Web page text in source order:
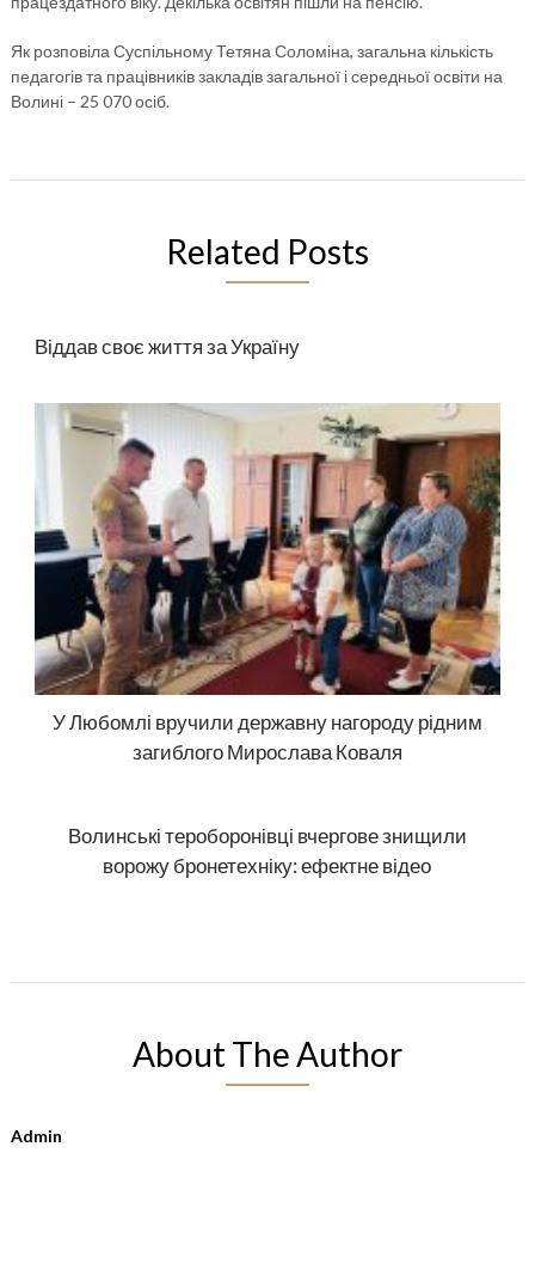
Як розповіла Суспільному Тетяна Соломіна, загальна кількість
педагогів та працівників закладів загальної і середньої освіти на
Волині – 25 070 осіб.
Related Posts
Віддав своє життя за Україну
У Любомлі вручили державну нагороду рідним
загиблого Мирослава Коваля
Волинські тероборонівці вчергове знищили
ворожу бронетехніку: ефектне відео
About The Author
Admin